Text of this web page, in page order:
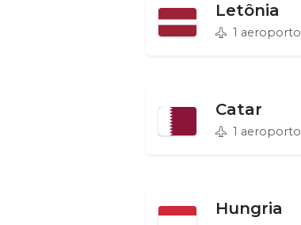
Letônia
1 aeroporto
Catar
1 aeroporto
Hungria